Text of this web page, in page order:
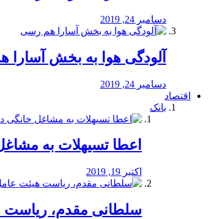
دسامبر 24, 2019
آلودگی هوا به بخش
دسامبر 24, 2019
اقتصاد
بانک
️اعطا تسیهلات به
اکتبر 19, 2019
سلطانی مقدم، ریاست